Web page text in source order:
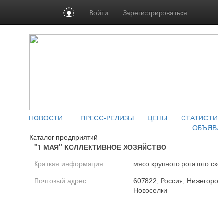
Войти Зарегистрироваться
НОВОСТИ ПРЕСС-РЕЛИЗЫ ЦЕНЫ
Каталог предприятий
"1 МАЯ" КОЛЛЕКТИВНОЕ ХОЗЯЙСТВО
Краткая информация: мясо крупного рогатого
Почтовый адрес:
607822, Россия,
Новоселки